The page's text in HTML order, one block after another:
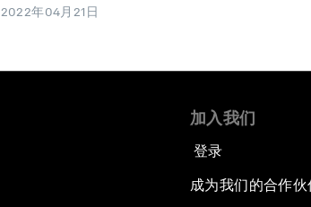
2022年04月21日
加入我们
登录
成为我们的合作伙